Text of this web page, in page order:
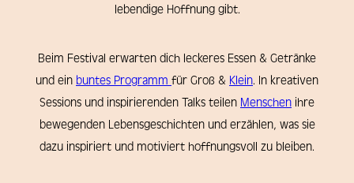
lebendige Hoffnung gibt.
Beim Festival erwarten dich leckeres Essen & Getränke
und ein buntes Programm für Groß & Klein. In kreativen
Sessions und inspirierenden Talks teilen Menschen ihre
bewegenden Lebensgeschichten und erzählen, was sie
dazu inspiriert und motiviert hoffnungsvoll zu bleiben.